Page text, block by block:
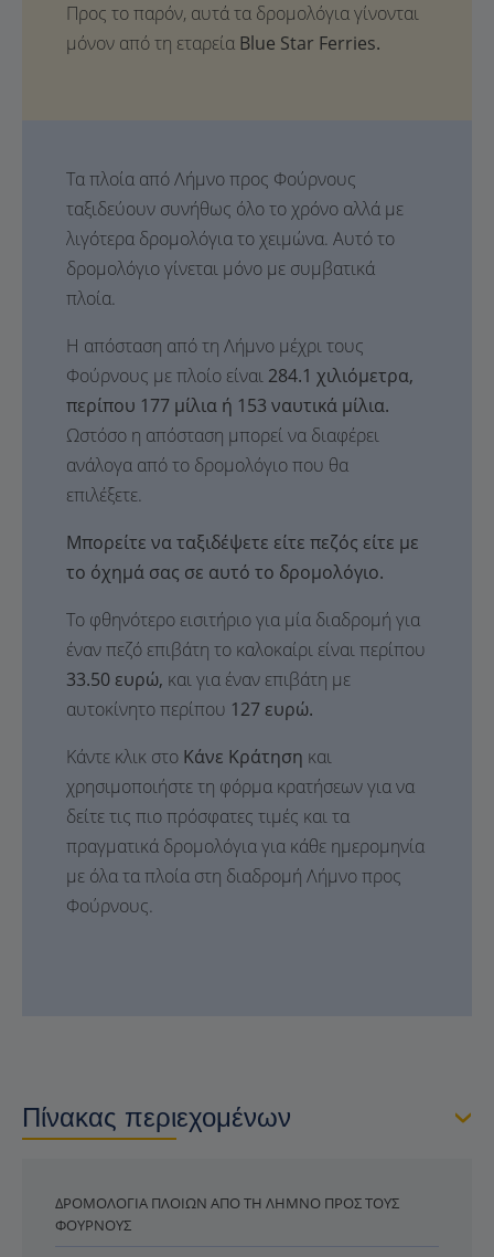
Προς το παρόν, αυτά τα δρομολόγια γίνονται
μόνον από τη εταρεία Blue Star Ferries.
Τα πλοία από Λήμνο προς Φούρνους
ταξιδεύουν συνήθως όλο το χρόνο αλλά με
λιγότερα δρομολόγια το χειμώνα. Αυτό το
δρομολόγιο γίνεται μόνο με συμβατικά
πλοία.
Η απόσταση από τη Λήμνο μέχρι τους
Φούρνους με πλοίο είναι 284.1 χιλιόμετρα,
περίπου 177 μίλια ή 153 ναυτικά μίλια.
Ωστόσο η απόσταση μπορεί να διαφέρει
ανάλογα από το δρομολόγιο που θα
επιλέξετε.
Μπορείτε να ταξιδέψετε είτε πεζός είτε με
το όχημά σας σε αυτό το δρομολόγιο.
Το φθηνότερο εισιτήριο για μία διαδρομή για
έναν πεζό επιβάτη το καλοκαίρι είναι περίπου
33.50 ευρώ, και για έναν επιβάτη με
αυτοκίνητο περίπου 127 ευρώ.
Κάντε κλικ στο Κάνε Κράτηση και
χρησιμοποιήστε τη φόρμα κρατήσεων για να
δείτε τις πιο πρόσφατες τιμές και τα
πραγματικά δρομολόγια για κάθε ημερομηνία
με όλα τα πλοία στη διαδρομή Λήμνο προς
Φούρνους.
Πίνακας περιεχομένων
ΔΡΟΜΟΛΌΓΙΑ ΠΛΟΊΩΝ ΑΠΌ ΤΗ ΛΉΜΝΟ ΠΡΟΣ ΤΟΥΣ
ΦΟΎΡΝΟΥΣ